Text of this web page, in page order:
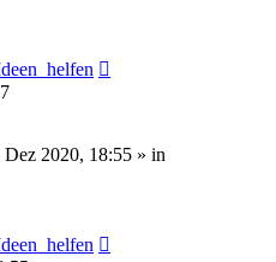
2020, 18:55 » in